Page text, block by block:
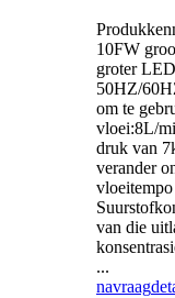
10FW
groter
50HZ/
om te
vloei:8L/
druk van
verander
van die
...
navraag